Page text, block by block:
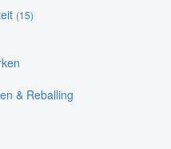
(15)
& Reballing